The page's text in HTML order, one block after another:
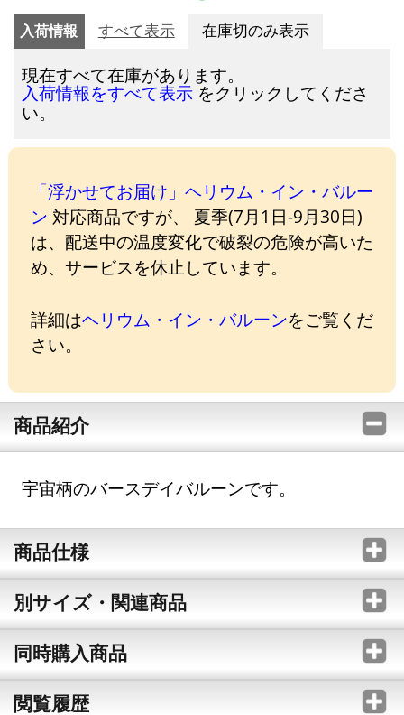
入荷情報 すべて表示 在庫切のみ表示
現在すべて在庫があります。
入荷情報をすべて表示 をクリックしてくださ
い。
「浮かせてお届け」ヘリウム・イン・バルー
ン 対応商品ですが、 夏季(7月1日-9月30日)
は、配送中の温度変化で破裂の危険が高いた
め、サービスを休止しています。
詳細はヘリウム・イン・バルーンをご覧くだ
さい。
商品紹介
宇宙柄のバースデイバルーンです。
商品仕様
別サイズ・関連商品
同時購入商品
閲覧履歴